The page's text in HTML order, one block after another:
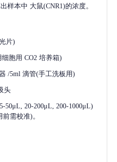
样本中 大鼠(CNR1)的浓度。
片)
胞用 CO2 培养箱)
/5ml 滴管(手工洗板用)
头
50μL, 20-200μL, 200-1000μL)
需校准)。